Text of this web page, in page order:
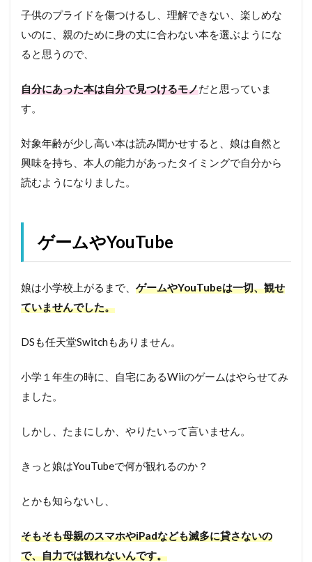
子供のプライドを傷つけるし、理解できない、楽しめな
いのに、親のために身の丈に合わない本を選ぶようにな
ると思うので、
自分にあった本は自分で見つけるモノだと思っていま
す。
対象年齢が少し高い本は読み聞かせすると、娘は自然と
興味を持ち、本人の能力があったタイミングで自分から
読むようになりました。
ゲームやYouTube
娘は小学校上がるまで、 ゲームやYouTubeは一切、観せ
ていませんでした。
DSも任天堂Switchもありません。
小学１年生の時に、自宅にあるWiiのゲームはやらせてみ
ました。
しかし、たまにしか、やりたいって言いません。
きっと娘はYouTubeで何が観れるのか？
とかも知らないし、
そもそも母親のスマホやiPadなども滅多に貸さないの
で、自力では観れないんです。